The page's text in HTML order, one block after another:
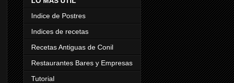
Indice de Postres
Indices de recetas
Recetas Antiguas de Conil
Restaurantes Bares y Empresas
Tutorial